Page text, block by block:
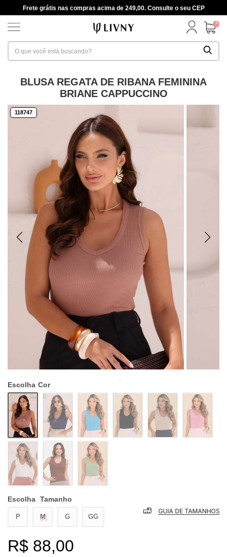
Frete grátis nas compras acima de 249,00. Consulte o seu CEP
0
BLUSA REGATA DE RIBANA FEMININA
BRIANE CAPPUCCINO
118747
Escolha Cor
Escolha Tamanho
P M G GG
R$ 88,00